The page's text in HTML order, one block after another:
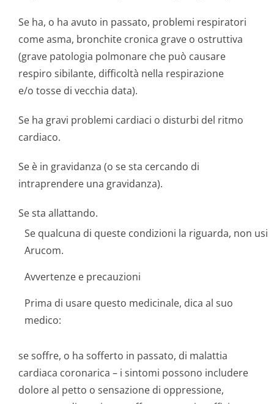
Se ha, o ha avuto in passato, problemi respiratori
come asma, bronchite cronica grave o ostruttiva
(grave patologia polmonare che può causare
respiro sibilante, difficoltà nella respirazione
e/o tosse di vecchia data).
Se ha gravi problemi cardiaci o disturbi del ritmo
cardiaco.
Se è in gravidanza (o se sta cercando di
intraprendere una gravidanza).
Se sta allattando.
Se qualcuna di queste condizioni la riguarda, non usi
Arucom.
Avvertenze e precauzioni
Prima di usare questo medicinale, dica al suo
medico:
se soffre, o ha sofferto in passato, di malattia
cardiaca coronarica – i sintomi possono includere
dolore al petto o sensazione di oppressione,